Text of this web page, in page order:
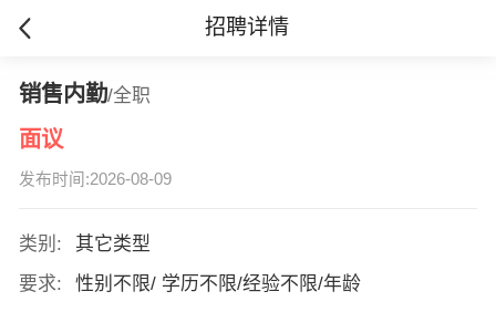
招聘详情
销售内勤/全职
面议
发布时间:2026-08-09
类别:
其它类型
要求:
性别不限/ 学历不限/经验不限/年龄